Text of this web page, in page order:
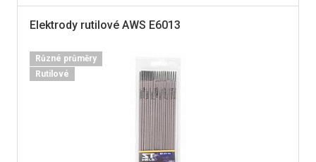
Elektrody rutilové AWS E6013
Různé průměry
Rutilové